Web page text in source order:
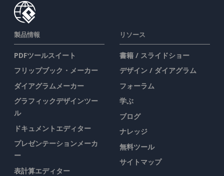
製品情報
PDFツールスイート
フリップブック・メーカー
ダイアグラムメーカー
グラフィックデザインツー
ル
ドキュメントエディター
プレゼンテーションメーカ
ー
表計算エディター
リソース
書籍 / スライドショー
デザイン / ダイアグラム
フォーラム
学ぶ
ブログ
ナレッジ
無料ツール
サイトマップ